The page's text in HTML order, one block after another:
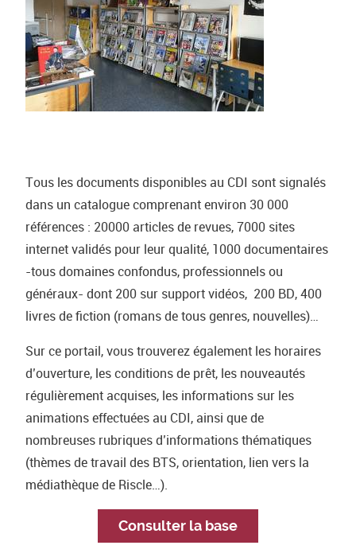
Tous les documents disponibles au CDI sont signalés
dans un catalogue comprenant environ 30 000
références : 20000 articles de revues, 7000 sites
internet validés pour leur qualité, 1000 documentaires
-tous domaines confondus, professionnels ou
généraux- dont 200 sur support vidéos, 200 BD, 400
livres de fiction (romans de tous genres, nouvelles)…
Sur ce portail, vous trouverez également les horaires
d’ouverture, les conditions de prêt, les nouveautés
régulièrement acquises, les informations sur les
animations effectuées au CDI, ainsi que de
nombreuses rubriques d’informations thématiques
(thèmes de travail des BTS, orientation, lien vers la
médiathèque de Riscle…).
Consulter la base